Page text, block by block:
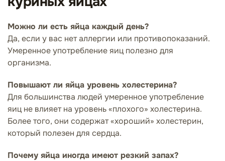
Можно ли есть яйца каждый день?
Да, если у вас нет аллергии или противопоказаний.
Умеренное употребление яиц полезно для
организма.
Повышают ли яйца уровень холестерина?
Для большинства людей умеренное употребление
яиц не влияет на уровень «плохого» холестерина.
Более того, они содержат «хороший» холестерин,
который полезен для сердца.
Почему яйца иногда имеют резкий запах?